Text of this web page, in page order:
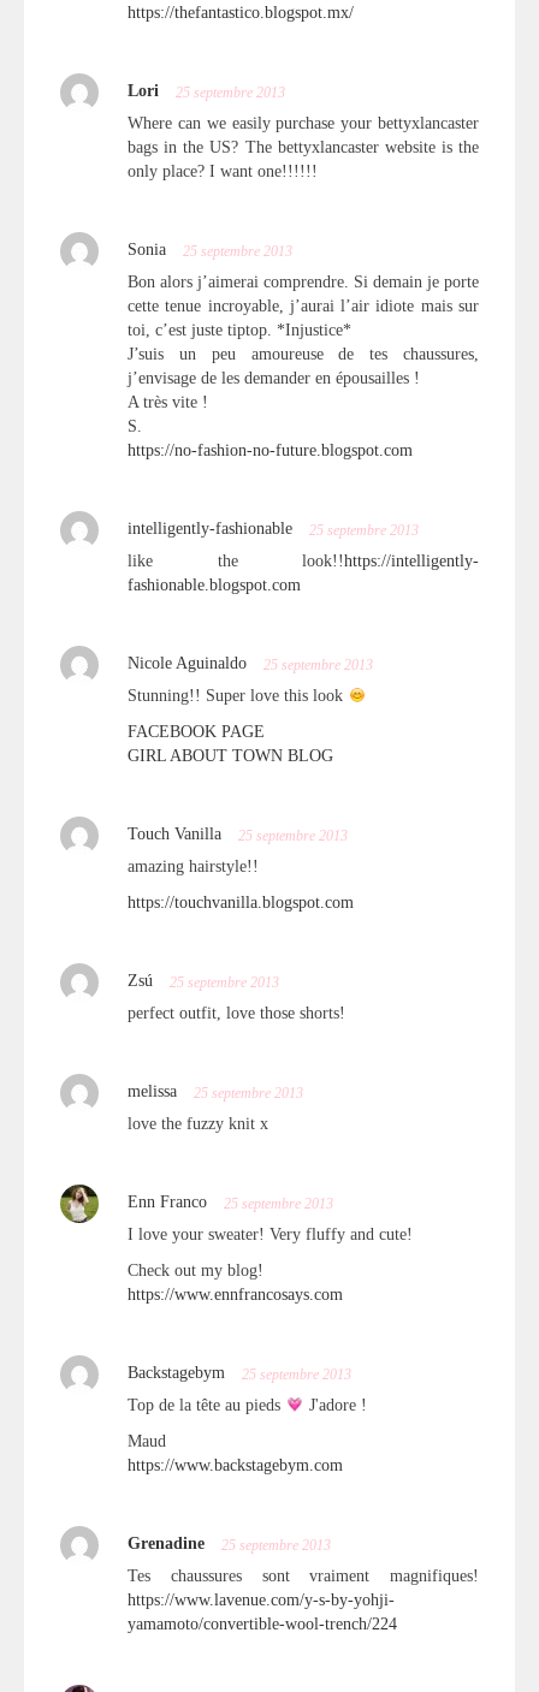
https://thefantastico.blogspot.mx/
Lori 25 septembre 2013
Where can we easily purchase your bettyxlancaster
bags in the US? The bettyxlancaster website is the
only place? I want one!!!!!!
Sonia 25 septembre 2013
Bon alors j’aimerai comprendre. Si demain je porte
cette tenue incroyable, j’aurai l’air idiote mais sur
toi, c’est juste tiptop. *Injustice*
J’suis un peu amoureuse de tes chaussures,
j’envisage de les demander en épousailles !
A très vite !
S.
https://no-fashion-no-future.blogspot.com
intelligently-fashionable 25 septembre 2013
like the look!!https://intelligently-
fashionable.blogspot.com
Nicole Aguinaldo 25 septembre 2013
Stunning!! Super love this look
FACEBOOK PAGE
GIRL ABOUT TOWN BLOG
Touch Vanilla 25 septembre 2013
amazing hairstyle!!
https://touchvanilla.blogspot.com
Zsú 25 septembre 2013
perfect outfit, love those shorts!
melissa 25 septembre 2013
love the fuzzy knit x
Enn Franco 25 septembre 2013
I love your sweater! Very fluffy and cute!
Check out my blog!
https://www.ennfrancosays.com
Backstagebym 25 septembre 2013
Top de la tête au pieds
J'adore !
Maud
https://www.backstagebym.com
Grenadine 25 septembre 2013
Tes chaussures sont vraiment magnifiques!
https://www.lavenue.com/y-s-by-yohji-
yamamoto/convertible-wool-trench/224